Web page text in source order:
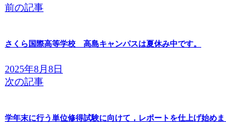
前の記事
さくら国際高等学校 高島キャンパスは夏休み中です。
2025年8月8日
次の記事
学年末に行う単位修得試験に向けて，レポートを仕上げ始めま